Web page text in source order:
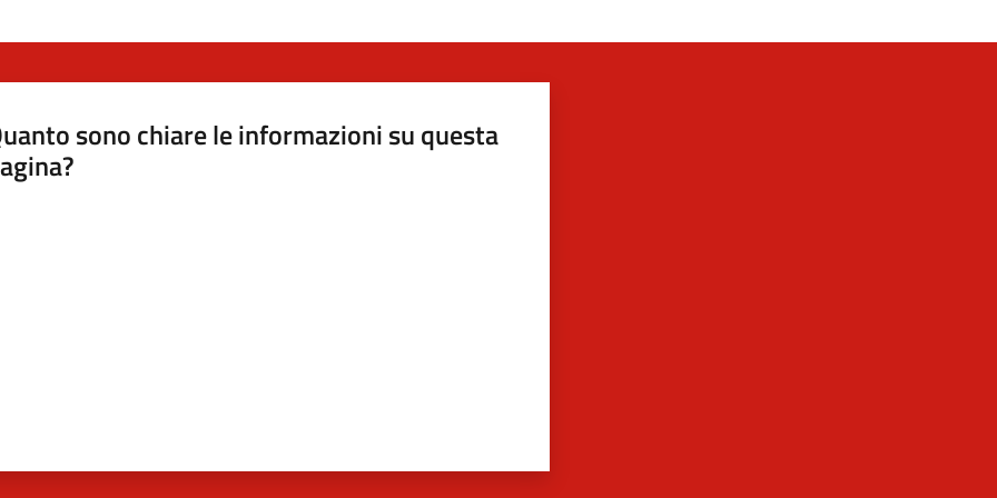
sono chiare le informazioni su questa